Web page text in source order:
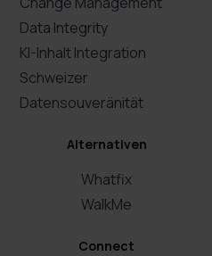
Data Integrity
KI-Inhalt Integration
Schweizer
Datensouveränität
Alternativen
Whatfix
WalkMe
Connect